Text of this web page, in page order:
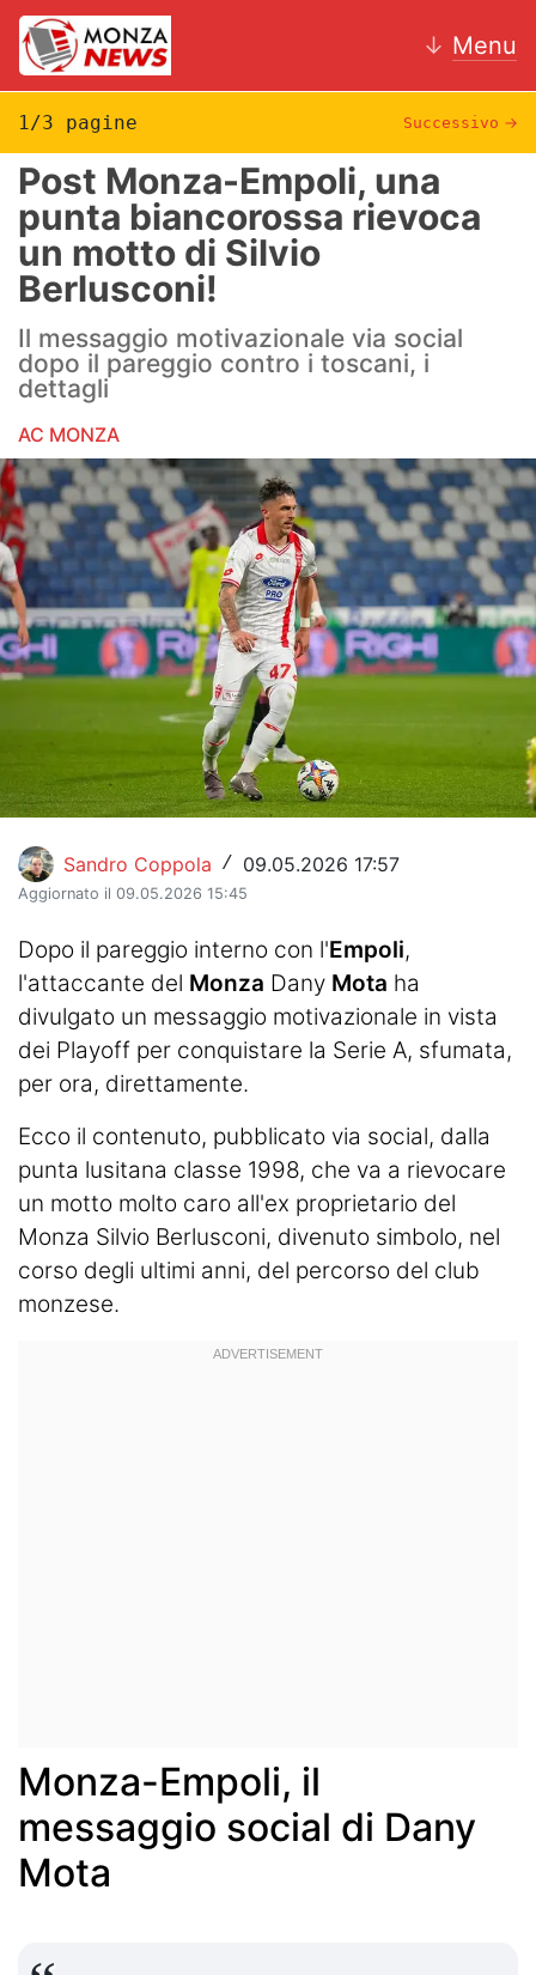
↓ Menu
News
AC Monza
Calcio
Motori
Volley
Hockey
Altri sport
Hockey
Pallanuoto
Pallamano
Altre
News
Eventi
1/3 pagine Successivo →
Post Monza-Empoli, una
punta biancorossa rievoca
un motto di Silvio
Berlusconi!
Il messaggio motivazionale via social
dopo il pareggio contro i toscani, i
dettagli
AC MONZA
Sandro Coppola / 09.05.2026 17:57
Aggiornato il 09.05.2026 15:45
Dopo il pareggio interno con l'Empoli,
l'attaccante del Monza Dany Mota ha
divulgato un messaggio motivazionale in vista
dei Playoff per conquistare la Serie A, sfumata,
per ora, direttamente.
Ecco il contenuto, pubblicato via social, dalla
punta lusitana classe 1998, che va a rievocare
un motto molto caro all'ex proprietario del
Monza Silvio Berlusconi, divenuto simbolo, nel
corso degli ultimi anni, del percorso del club
monzese.
Monza-Empoli, il
messaggio social di Dany
Mota